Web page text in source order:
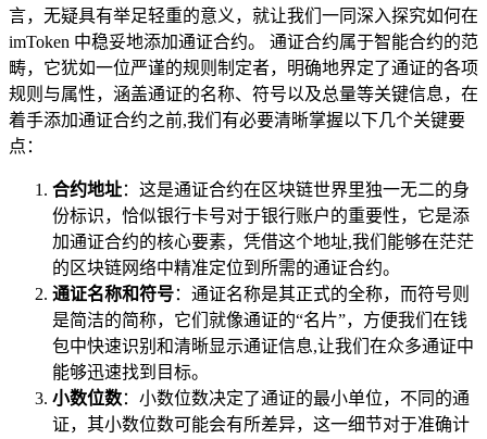
言，无疑具有举足轻重的意义，就让我们一同深入探究如何在
imToken 中稳妥地添加通证合约。 通证合约属于智能合约的范
畴，它犹如一位严谨的规则制定者，明确地界定了通证的各项
规则与属性，涵盖通证的名称、符号以及总量等关键信息，在
着手添加通证合约之前,我们有必要清晰掌握以下几个关键要
点：
合约地址：这是通证合约在区块链世界里独一无二的身
份标识，恰似银行卡号对于银行账户的重要性，它是添
加通证合约的核心要素，凭借这个地址,我们能够在茫茫
的区块链网络中精准定位到所需的通证合约。
通证名称和符号：通证名称是其正式的全称，而符号则
是简洁的简称，它们就像通证的“名片”，方便我们在钱
包中快速识别和清晰显示通证信息,让我们在众多通证中
能够迅速找到目标。
小数位数：小数位数决定了通证的最小单位，不同的通
证，其小数位数可能会有所差异，这一细节对于准确计